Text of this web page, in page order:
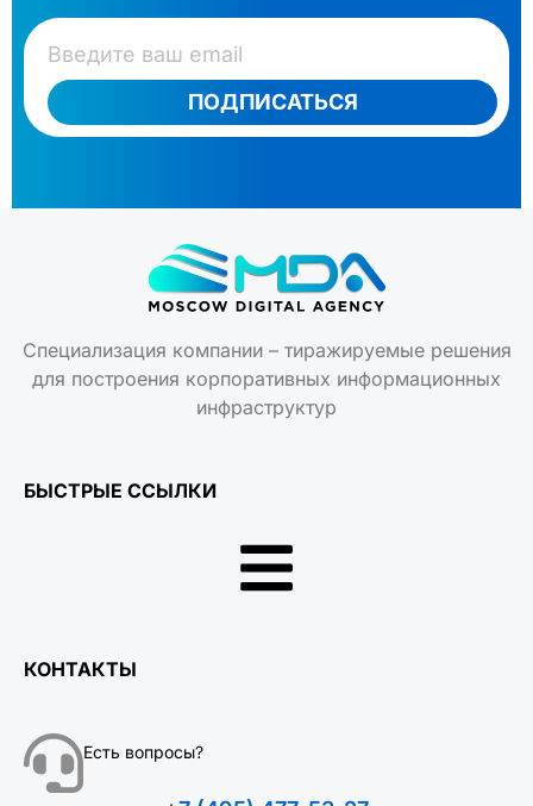
ПОДПИСАТЬСЯ
Специализация компании – тиражируемые решения
для построения корпоративных информационных
инфраструктур
БЫСТРЫЕ ССЫЛКИ
КОНТАКТЫ
Есть вопросы?